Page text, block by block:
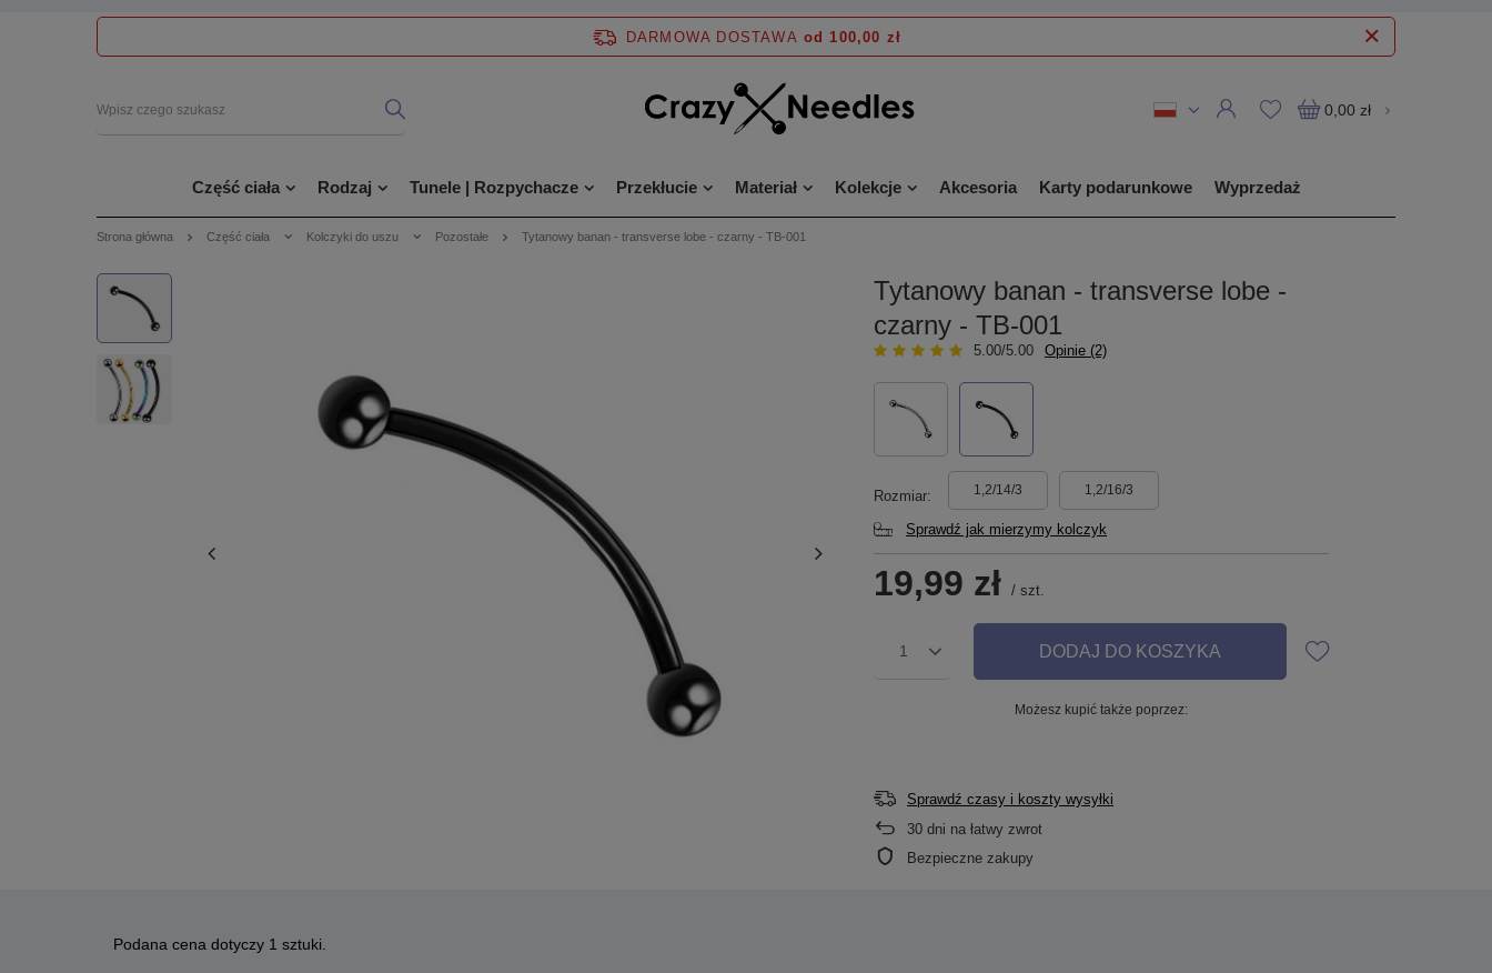
DARMOWA DOSTAWA od 100,00 zł
0,00 zł
Część ciała Rodzaj Tunele | Rozpychacze Przekłucie Materiał Kolekcje Akcesoria Karty podarunkowe Wyprzedaż
Strona główna Część ciała Kolczyki do uszu Pozostałe Tytanowy banan - transverse lobe - czarny - TB-001
Tytanowy banan - transverse lobe -
czarny - TB-001
5.00/5.00 Opinie (2)
Rozmiar 1,2/14/3 1,2/16/3
Sprawdź jak mierzymy kolczyk
19,99 zł / szt.
1 DODAJ DO KOSZYKA
Możesz kupić także poprzez:
Sprawdź czasy i koszty wysyłki
30 dni na łatwy zwrot
Bezpieczne zakupy
Podana cena dotyczy 1 sztuki.